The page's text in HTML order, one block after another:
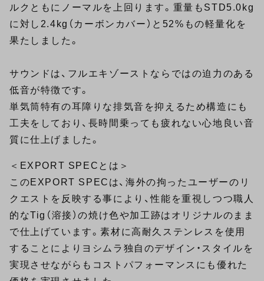
ルクともにノーマルを上回ります。重量もSTD5.0kg
に対し2.4kg（カーボンカバー）と52%もの軽量化を
果たしました。
サウンドは、フルエキゾーストならではの迫力のある
低音が特徴です。
単気筒特有の耳障りな排気音を抑えるため構造にも
工夫をしており、長時間乗っても疲れない心地良い音
質に仕上げました。
＜EXPORT SPECとは＞
このEXPORT SPECは、海外の拘ったユーザーのリ
クエストを反映する事により、性能を重視しつつ職人
的なTig（溶接）の焼け色や加工跡はオリジナルのまま
で仕上げています。素材に高耐久ステンレスを使用
することによりヨシムラ独自のデザイン・スタイルを
実現させながらもコストパフォーマンスにも優れた